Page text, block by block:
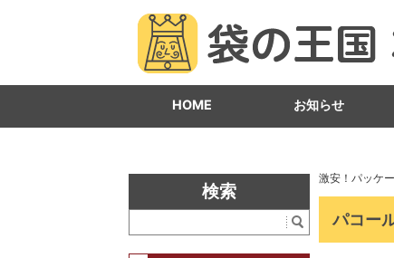
HOME お知らせ
激安！パッケ
パコー
検索